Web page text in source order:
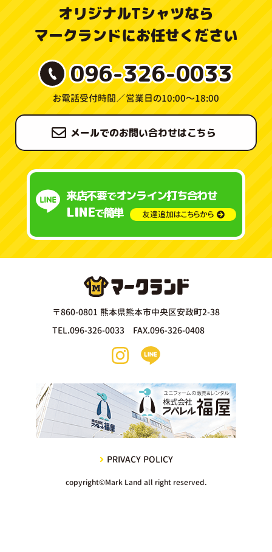
オリジナルTシャツなら
マークランドにお任せください
096-326-0033
お電話受付時間／営業日の10:00〜18:00
メールでのお問い合わせはこちら
来店不要でオンライン打ち合わせ
LINEで簡単 友達追加はこちらから
〒860-0801 熊本県熊本市中央区安政町2-38
TEL.096-326-0033 FAX.096-326-0408
PRIVACY POLICY
copyright©Mark Land all right reserved.